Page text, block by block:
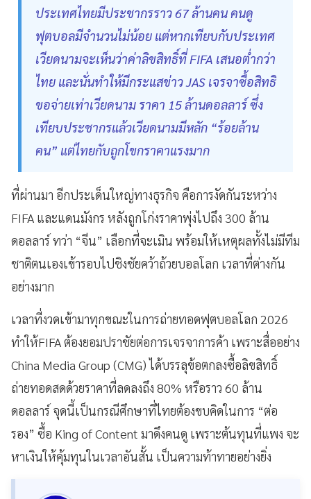
ประเทศไทยมีประชากรราว 67 ล้านคน คนดู
ฟุตบอลมีจำนวนไม่น้อย แต่หากเทียบกับประเทศ
เวียดนามจะเห็นว่าค่าลิขสิทธิ์ที่ FIFA เสนอต่ำกว่า
ไทย และนั่นทำให้มีกระแสข่าว JAS เจรจาซื้อสิทธิ
ขอจ่ายเท่าเวียดนาม ราคา 15 ล้านดอลลาร์ ซึ่ง
เทียบประชากรแล้วเวียดนามมีหลัก “ร้อยล้าน
คน” แต่ไทยกับถูกโขกราคาแรงมาก
ที่ผ่านมา อีกประเด็นใหญ่ทางธุรกิจ คือการงัดกันระหว่าง
FIFA และแดนมังกร หลังถูกโก่งราคาพุ่งไปถึง 300 ล้าน
ดอลลาร์ ทว่า “จีน” เลือกที่จะเมิน พร้อมให้เหตุผลทั้งไม่มีทีม
ชาติตนเองเข้ารอบไปชิงชัยคว้าถ้วยบอลโลก เวลาที่ต่างกัน
อย่างมาก
เวลาที่งวดเข้ามาทุกขณะในการถ่ายทอดฟุตบอลโลก 2026
ทำให้FIFA ต้องยอมปราชัยต่อการเจรจาการค้า เพราะสื่ออย่าง
China Media Group (CMG) ได้บรรลุข้อตกลงซื้อลิขสิทธิ์
ถ่ายทอดสดด้วยราคาที่ลดลงถึง 80% หรือราว 60 ล้าน
ดอลลาร์ จุดนี้เป็นกรณีศึกษาที่ไทยต้องขบคิดในการ “ต่อ
รอง” ซื้อ King of Content มาดึงคนดู เพราะต้นทุนที่แพง จะ
หาเงินให้คุ้มทุนในเวลาอันสั้น เป็นความท้าทายอย่างยิ่ง